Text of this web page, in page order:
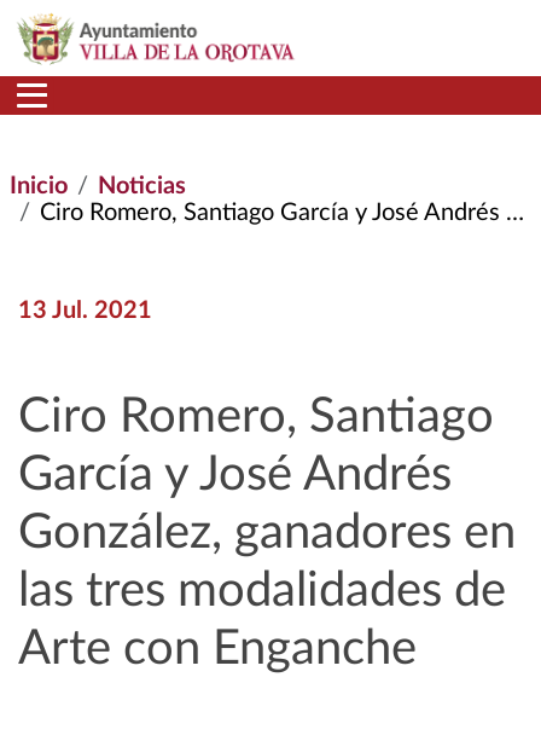
Pasar al contenido principal
Inicio
Noticias
Ciro Romero, Santiago García y José Andrés González, Ganadores En Las Tres Modalidades de Arte Con Enganche
13 Jul. 2021
Ciro Romero, Santiago
García y José Andrés
González, ganadores en
las tres modalidades de
Arte con Enganche